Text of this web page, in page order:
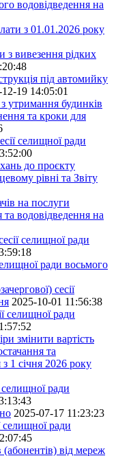
водовідведення на
з 01.01.2026 року
з вивезення рідких
під автомийку
19 14:05:01
утримання будинків
та кроки для
селищної ради
до проєкту
рівні та Звіту
на послуги
та водовідведення на
селищної ради
ради восьмого
сесії
2025-10-01 11:56:38
селищної ради
змінити вартість
та
1 січня 2026 року
ради
2025-07-17 11:23:23
селищної ради
від мереж